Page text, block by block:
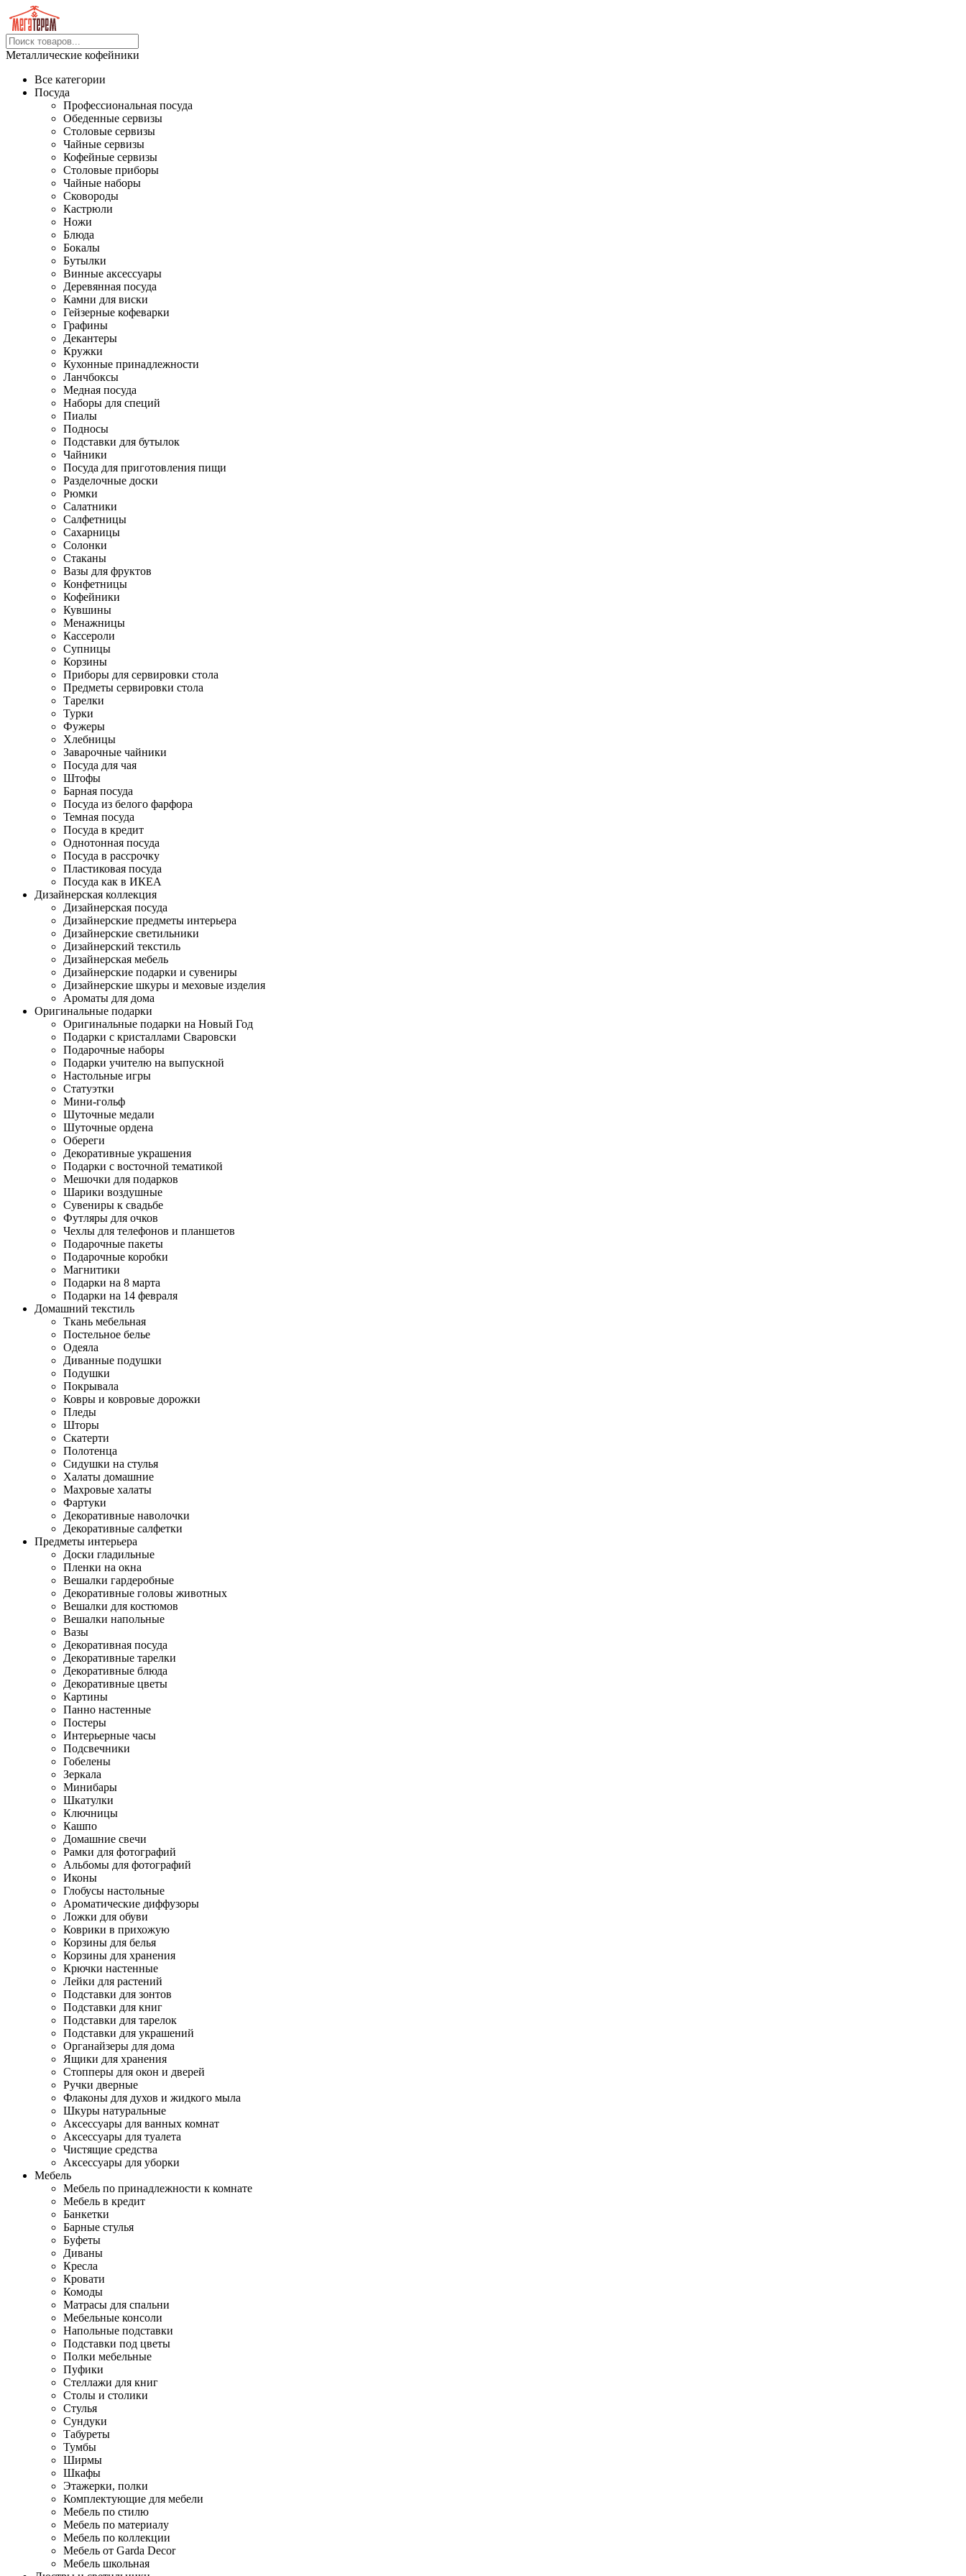
Металлические кофейники
Все категории
Посуда
Профессиональная посуда
Обеденные сервизы
Столовые сервизы
Чайные сервизы
Кофейные сервизы
Столовые приборы
Чайные наборы
Сковороды
Кастрюли
Ножи
Блюда
Бокалы
Бутылки
Винные аксессуары
Деревянная посуда
Камни для виски
Гейзерные кофеварки
Графины
Декантеры
Кружки
Кухонные принадлежности
Ланчбоксы
Медная посуда
Наборы для специй
Пиалы
Подносы
Подставки для бутылок
Чайники
Посуда для приготовления пищи
Разделочные доски
Рюмки
Салатники
Салфетницы
Сахарницы
Солонки
Стаканы
Вазы для фруктов
Конфетницы
Кофейники
Кувшины
Менажницы
Кассероли
Супницы
Корзины
Приборы для сервировки стола
Предметы сервировки стола
Тарелки
Турки
Фужеры
Хлебницы
Заварочные чайники
Посуда для чая
Штофы
Барная посуда
Посуда из белого фарфора
Темная посуда
Посуда в кредит
Однотонная посуда
Посуда в рассрочку
Пластиковая посуда
Посуда как в ИКЕА
Дизайнерская коллекция
Дизайнерская посуда
Дизайнерские предметы интерьера
Дизайнерские светильники
Дизайнерский текстиль
Дизайнерская мебель
Дизайнерские подарки и сувениры
Дизайнерские шкуры и меховые изделия
Ароматы для дома
Оригинальные подарки
Оригинальные подарки на Новый Год
Подарки с кристаллами Сваровски
Подарочные наборы
Подарки учителю на выпускной
Настольные игры
Статуэтки
Мини-гольф
Шуточные медали
Шуточные ордена
Обереги
Декоративные украшения
Подарки с восточной тематикой
Мешочки для подарков
Шарики воздушные
Сувениры к свадьбе
Футляры для очков
Чехлы для телефонов и планшетов
Подарочные пакеты
Подарочные коробки
Магнитики
Подарки на 8 марта
Подарки на 14 февраля
Домашний текстиль
Ткань мебельная
Постельное белье
Одеяла
Диванные подушки
Подушки
Покрывала
Ковры и ковровые дорожки
Пледы
Шторы
Скатерти
Полотенца
Сидушки на стулья
Халаты домашние
Махровые халаты
Фартуки
Декоративные наволочки
Декоративные салфетки
Предметы интерьера
Доски гладильные
Пленки на окна
Вешалки гардеробные
Декоративные головы животных
Вешалки для костюмов
Вешалки напольные
Вазы
Декоративная посуда
Декоративные тарелки
Декоративные блюда
Декоративные цветы
Картины
Панно настенные
Постеры
Интерьерные часы
Подсвечники
Гобелены
Зеркала
Минибары
Шкатулки
Ключницы
Кашпо
Домашние свечи
Рамки для фотографий
Альбомы для фотографий
Иконы
Глобусы настольные
Ароматические диффузоры
Ложки для обуви
Коврики в прихожую
Корзины для белья
Корзины для хранения
Крючки настенные
Лейки для растений
Подставки для зонтов
Подставки для книг
Подставки для тарелок
Подставки для украшений
Органайзеры для дома
Ящики для хранения
Стопперы для окон и дверей
Ручки дверные
Флаконы для духов и жидкого мыла
Шкуры натуральные
Аксессуары для ванных комнат
Аксессуары для туалета
Чистящие средства
Аксессуары для уборки
Мебель
Мебель по принадлежности к комнате
Мебель в кредит
Банкетки
Барные стулья
Буфеты
Диваны
Кресла
Кровати
Комоды
Матрасы для спальни
Мебельные консоли
Напольные подставки
Подставки под цветы
Полки мебельные
Пуфики
Стеллажи для книг
Столы и столики
Стулья
Сундуки
Табуреты
Тумбы
Ширмы
Шкафы
Этажерки, полки
Комплектующие для мебели
Мебель по стилю
Мебель по материалу
Мебель по коллекции
Мебель от Garda Decor
Мебель школьная